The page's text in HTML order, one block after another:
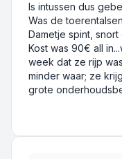
Is intussen dus
Was de
Dametje spint,
Kost was 90€ all
week dat ze rijp
minder waar; ze
grote